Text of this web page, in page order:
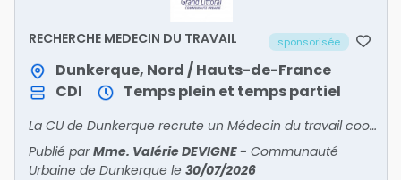
RECHERCHE MEDECIN DU TRAVAIL sponsorisée
Dunkerque, Nord / Hauts-de-France
CDI
Temps plein et temps partiel
La CU de Dunkerque recrute un Médecin du travail coordonnateur pour suivre 4 500 agents et piloter une équipe pluridisciplinaire. Poste alliant suivi médical, prévention des risques et QVT
Publié parMme. Valérie DEVIGNE- Communauté
Urbaine de Dunkerque le 30/07/2026